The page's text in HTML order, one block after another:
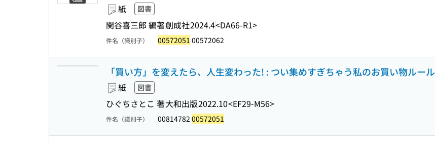
紙 図書
関谷喜三郎 編著創成社2024.4<DA66-R1>
件名（識別子） 00572051 00572062
「買い方」を変えたら、人生変わった! : つい集めすぎちゃう私のお買い物ルール
紙 図書
ひぐちさとこ 著大和出版2022.10<EF29-M56>
件名（識別子） 00814782 00572051